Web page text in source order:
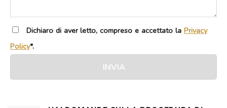
Dichiaro di aver letto, compreso e accettato la Privacy
Policy*.